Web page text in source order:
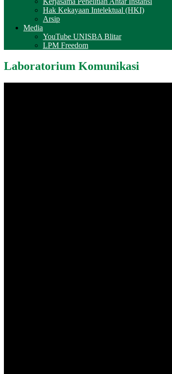
Hak Kekayaan Intelektual (HKI)
Arsip
Media
YouTube UNISBA Blitar
LPM Freedom
Laboratorium Komunikasi